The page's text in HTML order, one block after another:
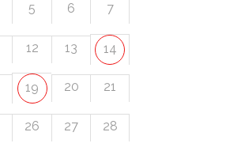
5 6 7
12 13 14
19 20 21
26 27 28